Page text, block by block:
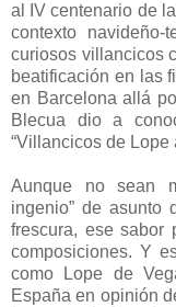
al IV centenario de
contexto
curiosos villancicos
beatificación en las
en Barcelona allá
Blecua dio a
“Villancicos de Lope
Aunque no sean
ingenio” de asunto
frescura, ese sabor
composiciones. Y
como Lope de
España en opinión